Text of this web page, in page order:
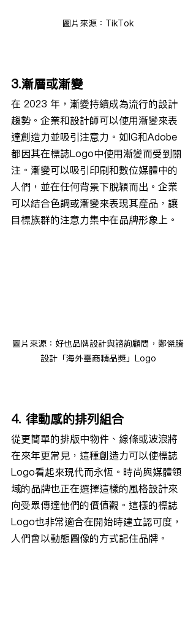
圖片來源：TikTok
3.漸層或漸變
在 2023 年，漸變持續成為流行的設計
趨勢。企業和設計師可以使用漸變來表
達創造力並吸引注意力。如IG和Adobe
都因其在標誌Logo中使用漸變而受到關
注。漸變可以吸引印刷和數位媒體中的
人們，並在任何背景下脫穎而出。企業
可以結合色調或漸變來表現其產品，讓
目標族群的注意力集中在品牌形象上。
圖片來源：好也品牌設計與諮詢顧問，鄭傑騰
設計「海外臺商精品獎」Logo
4. 律動感的排列組合
從更簡單的排版中物件、線條或波浪將
在來年更常見，這種創造力可以使標誌
Logo看起來現代而永恆。時尚與媒體領
域的品牌也正在選擇這樣的風格設計來
向受眾傳達他們的價值觀。這樣的標誌
Logo也非常適合在開始時建立認可度，
人們會以動態圖像的方式記住品牌。